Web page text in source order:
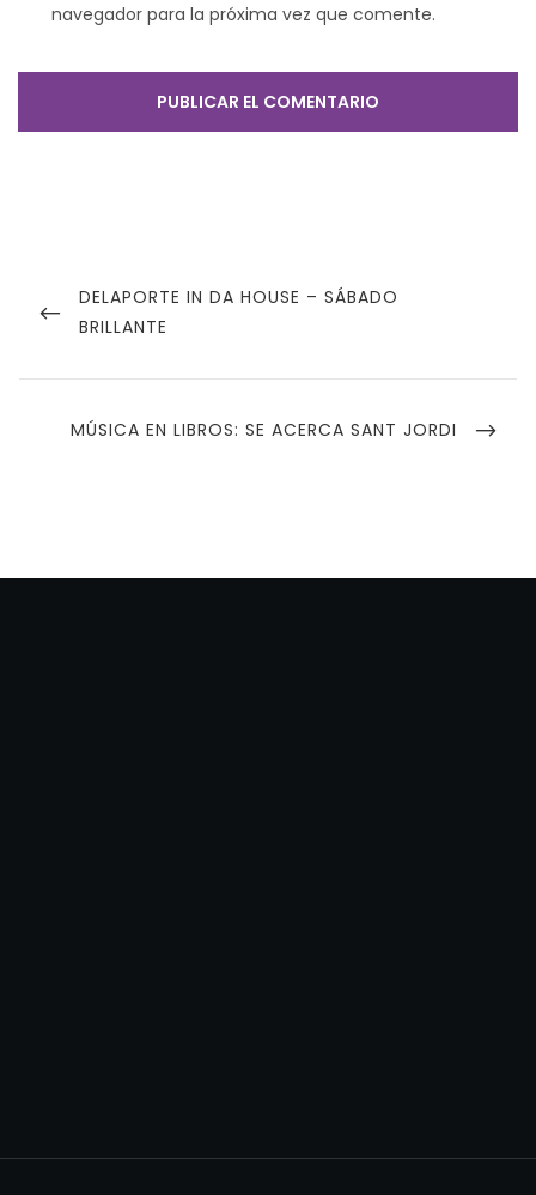
navegador para la próxima vez que comente.
de
entradas
PREVIOUS
POST
DELAPORTE IN DA HOUSE – SÁBADO
BRILLANTE
NEXT
MÚSICA EN LIBROS: SE ACERCA SANT JORDI